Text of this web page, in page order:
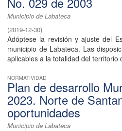
Municipio de Labateca
(2019-12-30)
Adóptese la revisión y ajuste del
municipio de Labateca. Las
aplicables a la totalidad del territorio
NORMATIVIDAD
Plan de desarrollo
2023. Norte de
oportunidades
Municipio de Labateca